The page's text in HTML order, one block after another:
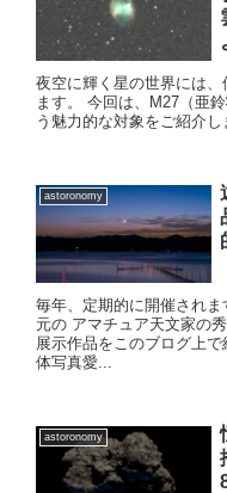
夜空に輝く星の世界には
ます。 今回は、M27（亜
う魅力的な対象をご紹介
astoronomy
毎年、定期的に開催され
元の アマチュア天文家の
展示作品をこのブログ上
体写真愛...
astoronomy